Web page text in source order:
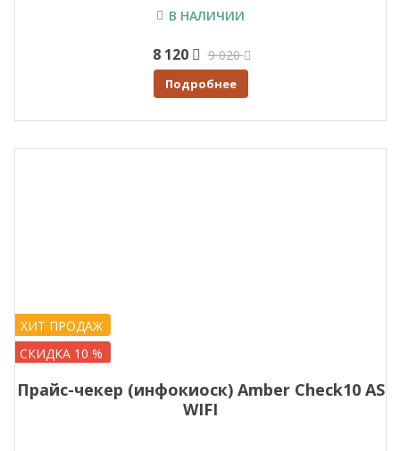
В НАЛИЧИИ
8 120 9 020
Подробнее
ХИТ ПРОДАЖ
СКИДКА 10 %
Прайс-чекер (инфокиоск) Amber Check10 AS
WIFI